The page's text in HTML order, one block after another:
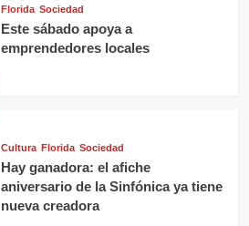
Florida Sociedad
Este sábado apoya a
emprendedores locales
Cultura Florida Sociedad
Hay ganadora: el afiche
aniversario de la Sinfónica ya tiene
nueva creadora